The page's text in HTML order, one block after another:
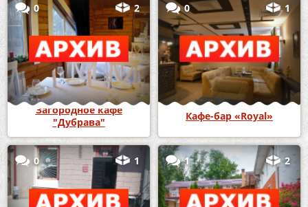
0 2
Загородное кафе
"Дубрава"
0 1
Кафе-бар «Royal»
0 1 1 2